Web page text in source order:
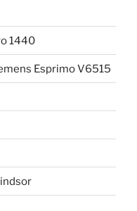
1440
Esprimo V6515